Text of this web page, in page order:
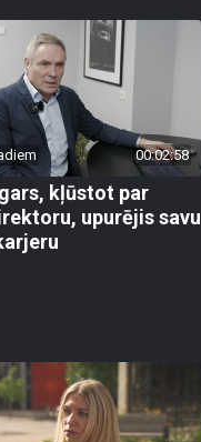
00:02:58
kļūstot par
upurējis savu